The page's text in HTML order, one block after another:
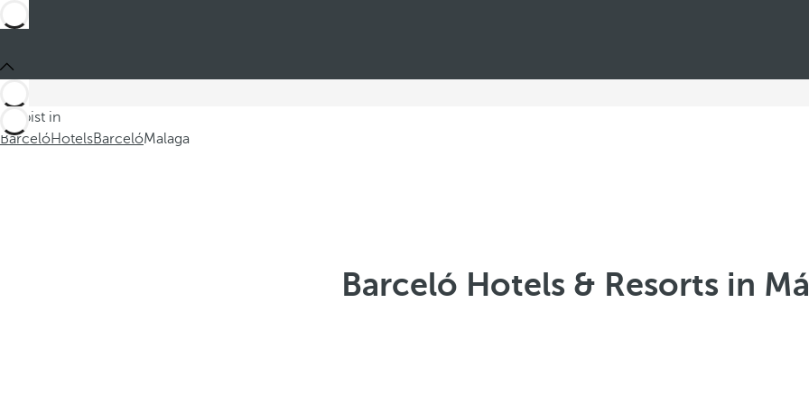
Du bist in
BarcelóHotelsBarcelóMalaga
Barceló Hotels & Resorts in